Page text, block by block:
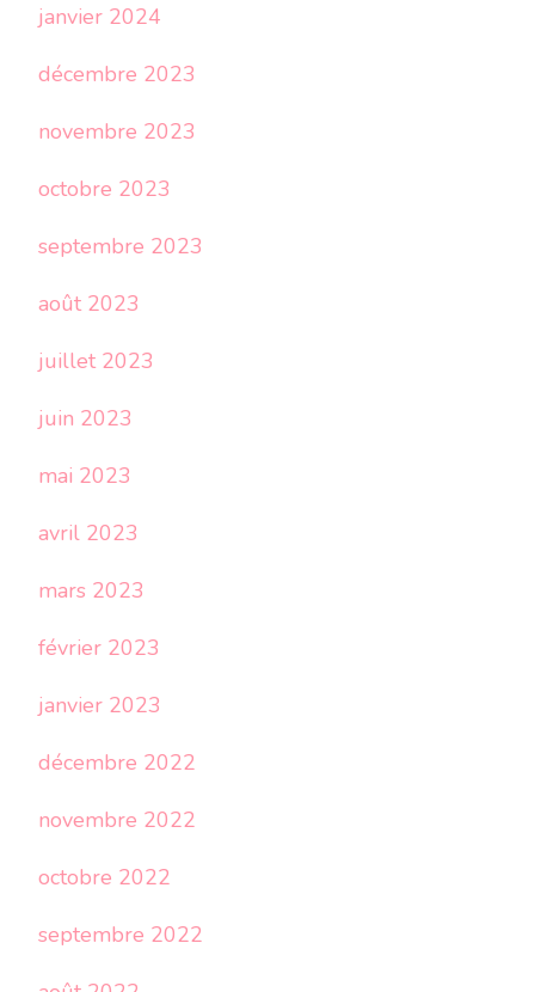
janvier 2024
décembre 2023
novembre 2023
octobre 2023
septembre 2023
août 2023
juillet 2023
juin 2023
mai 2023
avril 2023
mars 2023
février 2023
janvier 2023
décembre 2022
novembre 2022
octobre 2022
septembre 2022